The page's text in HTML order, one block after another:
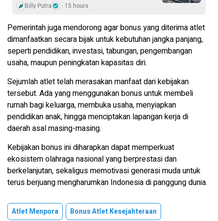
Billy Putra 15 hours
Pemerintah juga mendorong agar bonus yang diterima atlet
dimanfaatkan secara bijak untuk kebutuhan jangka panjang,
seperti pendidikan, investasi, tabungan, pengembangan
usaha, maupun peningkatan kapasitas diri.
Sejumlah atlet telah merasakan manfaat dari kebijakan
tersebut. Ada yang menggunakan bonus untuk membeli
rumah bagi keluarga, membuka usaha, menyiapkan
pendidikan anak, hingga menciptakan lapangan kerja di
daerah asal masing-masing.
Kebijakan bonus ini diharapkan dapat memperkuat
ekosistem olahraga nasional yang berprestasi dan
berkelanjutan, sekaligus memotivasi generasi muda untuk
terus berjuang mengharumkan Indonesia di panggung dunia.
Atlet Menpora
Bonus Atlet Kesejahteraan